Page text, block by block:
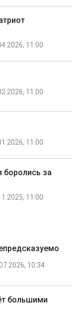
11:00
11:00
11:00
боролись за
11:00
10:34
большими